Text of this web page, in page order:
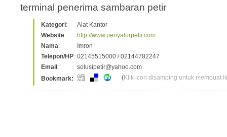
terminal penerima sambaran petir
Kategori:
Alat Kantor
Website:
http://www.penyalurpetir.com
Nama:
Imron
Telepon/HP: 02145515000 / 02144782247
Email :
solusipetir@yahoo.com
Bookmark:
(Klik icon disamping untuk membuat